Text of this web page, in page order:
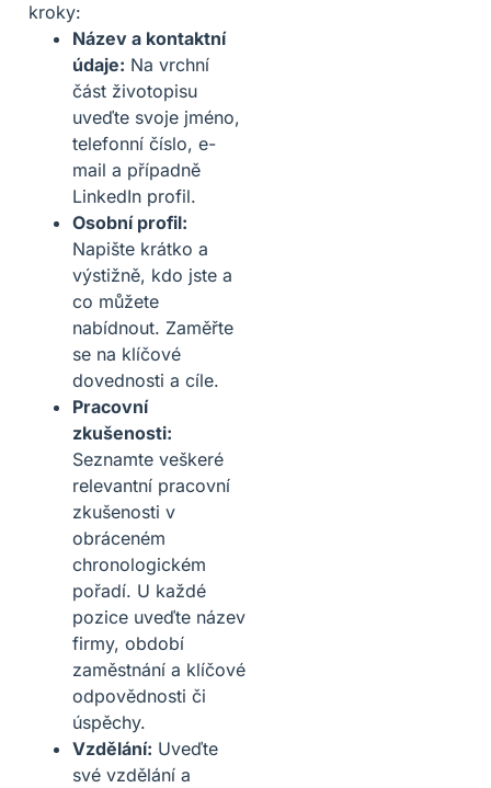
kroky:
Název a kontaktní
údaje: Na vrchní
část životopisu
uveďte svoje jméno,
telefonní číslo, e-
mail a případně
LinkedIn profil.
Osobní profil:
Napište krátko a
výstižně, kdo jste a
co můžete
nabídnout. Zaměřte
se na klíčové
dovednosti a cíle.
Pracovní
zkušenosti:
Seznamte veškeré
relevantní pracovní
zkušenosti v
obráceném
chronologickém
pořadí. U každé
pozice uveďte název
firmy, období
zaměstnání a klíčové
odpovědnosti či
úspěchy.
Vzdělání: Uveďte
své vzdělání a